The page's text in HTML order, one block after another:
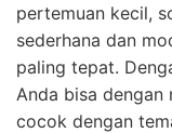
pertemuan kecil,
sederhana dan
paling tepat.
Anda bisa dengan
cocok dengan